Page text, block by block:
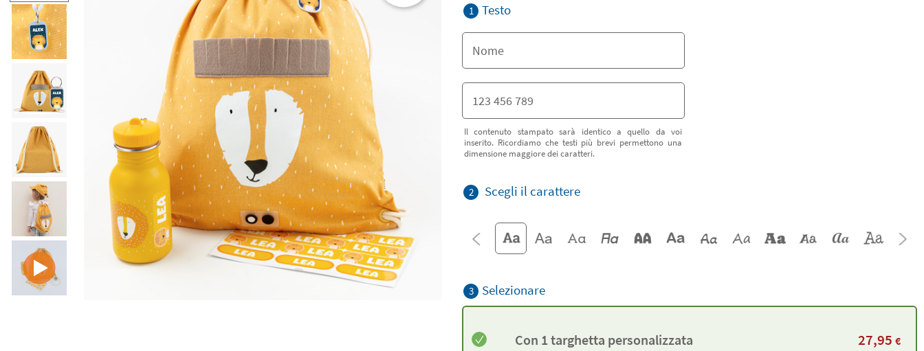
1 Testo
Il contenuto stampato sarà identico a quello da voi
inserito. Ricordiamo che testi più brevi permettono una
dimensione maggiore dei caratteri.
2 Scegli il carattere
3 Selezionare
Con 1 targhetta personalizzata 27,95 €